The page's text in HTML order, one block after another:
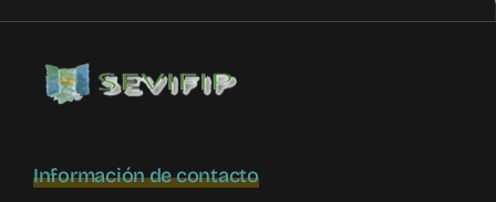
CGPJ
Información de contacto